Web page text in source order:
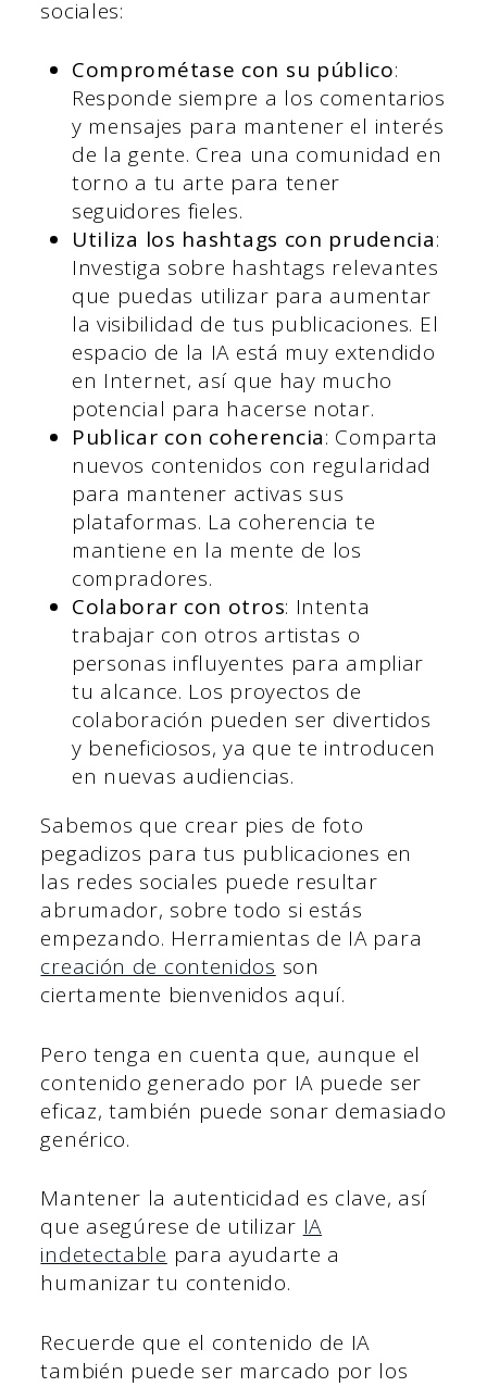
sociales:
Comprométase con su público:
Responde siempre a los comentarios
y mensajes para mantener el interés
de la gente. Crea una comunidad en
torno a tu arte para tener
seguidores fieles.
Utiliza los hashtags con prudencia:
Investiga sobre hashtags relevantes
que puedas utilizar para aumentar
la visibilidad de tus publicaciones. El
espacio de la IA está muy extendido
en Internet, así que hay mucho
potencial para hacerse notar.
Publicar con coherencia: Comparta
nuevos contenidos con regularidad
para mantener activas sus
plataformas. La coherencia te
mantiene en la mente de los
compradores.
Colaborar con otros: Intenta
trabajar con otros artistas o
personas influyentes para ampliar
tu alcance. Los proyectos de
colaboración pueden ser divertidos
y beneficiosos, ya que te introducen
en nuevas audiencias.
Sabemos que crear pies de foto
pegadizos para tus publicaciones en
las redes sociales puede resultar
abrumador, sobre todo si estás
empezando. Herramientas de IA para
creación de contenidos son
ciertamente bienvenidos aquí.
Pero tenga en cuenta que, aunque el
contenido generado por IA puede ser
eficaz, también puede sonar demasiado
genérico.
Mantener la autenticidad es clave, así
que asegúrese de utilizar IA
indetectable para ayudarte a
humanizar tu contenido.
Recuerde que el contenido de IA
también puede ser marcado por los